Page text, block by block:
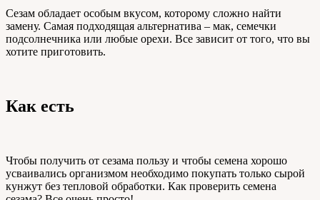
Сезам обладает особым вкусом, которому сложно найти
замену. Самая подходящая альтернатива – мак, семечки
подсолнечника или любые орехи. Все зависит от того, что вы
хотите приготовить.
Как есть
Чтобы получить от сезама пользу и чтобы семена хорошо
усваивались организмом необходимо покупать только сырой
кунжут без тепловой обработки. Как проверить семена